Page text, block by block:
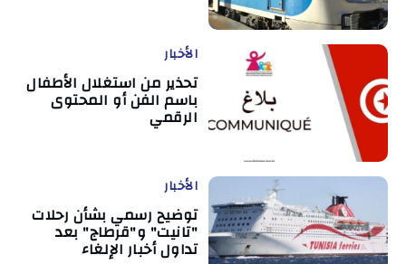
الأخبار
تحذير من استغلال الأطفال
باسم الفن أو المحتوى
الرقمي
الأخبار
توضيح رسمي بشأن رحلات
"تانيت" و"قرطاج" بعد
تداول أخبار الإلغاء